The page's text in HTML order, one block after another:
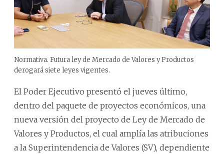
Normativa. Futura ley de Mercado de Valores y Productos
derogará siete leyes vigentes.
El Poder Ejecutivo presentó el jueves último,
dentro del paquete de proyectos económicos, una
nueva versión del proyecto de Ley de Mercado de
Valores y Productos, el cual amplía las atribuciones
a la Superintendencia de Valores (SV), dependiente